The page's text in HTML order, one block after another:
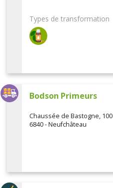
Types de transformation
Bodson Primeurs
Chaussée de Bastogne, 100
6840 - Neufchâteau